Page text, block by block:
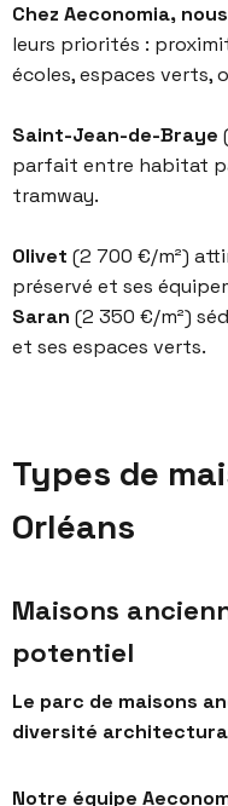
Chez Aeconomia,
leurs priorités :
écoles, espaces verts,
Saint-Jean-de-Braye
parfait entre habitat
tramway.
Olivet (2 700 €/m²)
préservé et ses
Saran (2 350 €/m²)
et ses espaces verts.
Types de
Orléans
Maisons
potentiel
Le parc de maisons
diversité
Notre équipe